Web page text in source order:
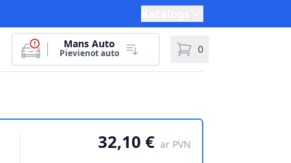
Mans Auto
Pievienot auto 0
32,10 € ar PVN